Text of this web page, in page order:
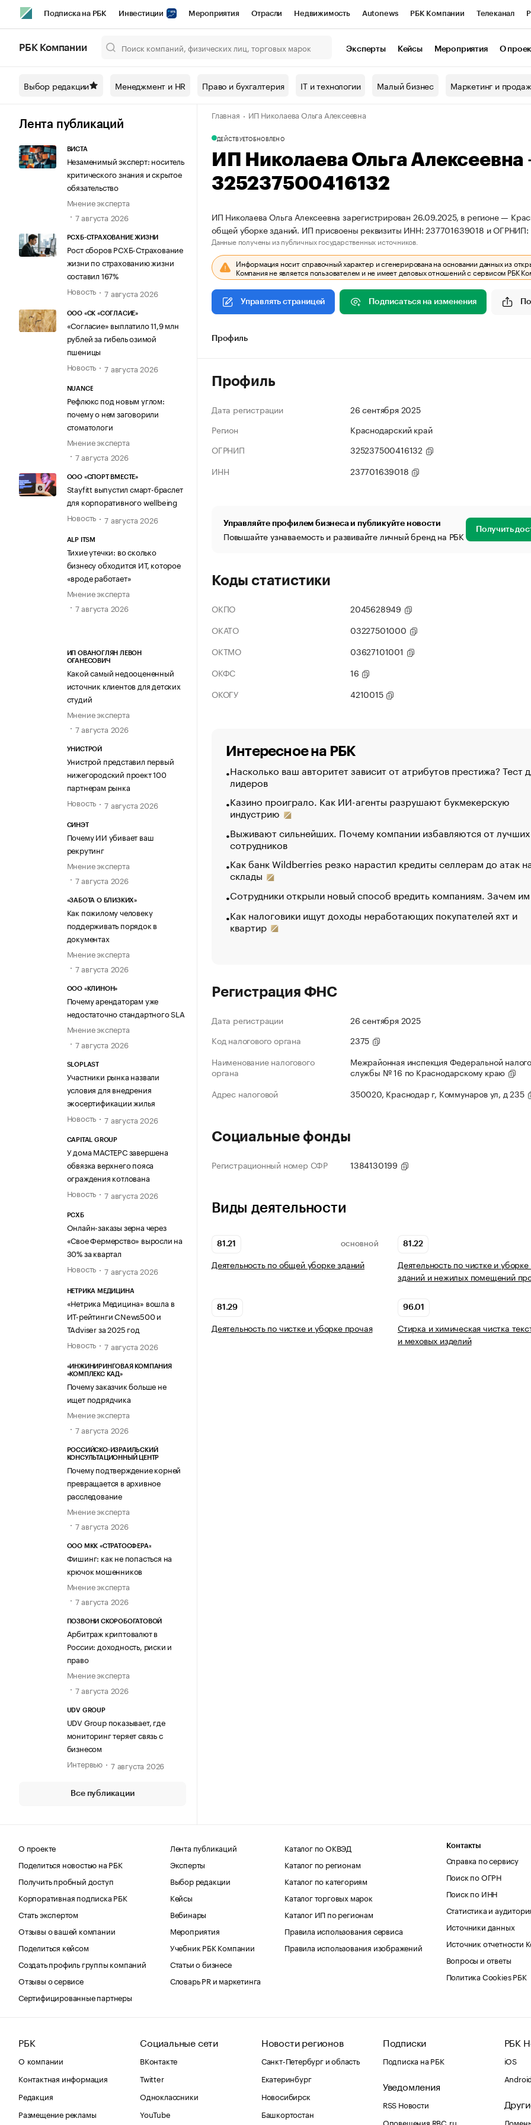
Подписка на РБК Инвестиции Мероприятия Отрасли Недвижимость Autonews РБК Компании Телеканал
Спецпроекты СПб Конференции СПб Спецпроекты Проверка контрагентов
Технологии и медиа Рынок наличной валюты
РБК Компании Эксперты Кейсы Мероприятия О
Выбор редакции Менеджмент и HR Право и бухгалтерия IT и технологии Малый бизнес Маркетинг и
Лента публикаций
ВИСТА
Незаменимый эксперт: носитель
критического знания и скрытое
обязательство
Мнение эксперта
7 августа 2026
РСХБ-СТРАХОВАНИЕ ЖИЗНИ
Рост сборов РСХБ-Страхование
жизни по страхованию жизни
составил 167%
Новость
7 августа 2026
ООО «СК «СОГЛАСИЕ»
«Согласие» выплатило 11,9 млн
рублей за гибель озимой
пшеницы
Новость
7 августа 2026
NUANCE
Рефлюкс под новым углом:
почему о нем заговорили
стоматологи
Мнение эксперта
7 августа 2026
ООО «СПОРТ ВМЕСТЕ»
Stayfitt выпустил смарт-браслет
для корпоративного wellbeing
Новость
7 августа 2026
ALP ITSM
Тихие утечки: во сколько
бизнесу обходится ИТ, которое
«вроде работает»
Мнение эксперта
7 августа 2026
ИП ОВАНОГЛЯН ЛЕВОН
ОГАНЕСОВИЧ
Какой самый недооцененный
источник клиентов для детских
студий
Мнение эксперта
7 августа 2026
УНИСТРОЙ
Унистрой представил первый
нижегородский проект 100
партнерам рынка
Новость
7 августа 2026
СИНЭТ
Почему ИИ убивает ваш
рекрутинг
Мнение эксперта
7 августа 2026
«ЗАБОТА О БЛИЗКИХ»
Как пожилому человеку
поддерживать порядок в
документах
Мнение эксперта
7 августа 2026
ООО «КЛИНОН»
Почему арендаторам уже
недостаточно стандартного SLA
Мнение эксперта
7 августа 2026
SLOPLAST
Участники рынка назвали
условия для внедрения
экосертификации жилья
Новость
7 августа 2026
CAPITAL GROUP
У дома МАСТЕРС завершена
обвязка верхнего пояса
ограждения котлована
Новость
7 августа 2026
РСХБ
Онлайн-заказы зерна через
«Свое Фермерство» выросли на
30% за квартал
Новость
7 августа 2026
НЕТРИКА МЕДИЦИНА
«Нетрика Медицина» вошла в
ИТ-рейтинги CNews500 и
TAdviser за 2025 год
Новость
7 августа 2026
«ИНЖИНИРИНГОВАЯ КОМПАНИЯ
«КОМПЛЕКС КАД»
Почему заказчик больше не
ищет подрядчика
Мнение эксперта
7 августа 2026
РОССИЙСКО-ИЗРАИЛЬСКИЙ
КОНСУЛЬТАЦИОННЫЙ ЦЕНТР
Почему подтверждение корней
превращается в архивное
расследование
Мнение эксперта
7 августа 2026
ООО МКК «СТРАТОСФЕРА»
Фишинг: как не попасться на
крючок мошенников
Мнение эксперта
7 августа 2026
ПОЗВОНИ СКОРОБОГАТОВОЙ
Арбитраж криптовалют в
России: доходность, риски и
право
Мнение эксперта
7 августа 2026
UDV GROUP
UDV Group показывает, где
мониторинг теряет связь с
бизнесом
Интервью
7 августа 2026
Все публикации
Главная ИП Николаева Ольга Алексеевна
ДЕЙСТВУЕТОБНОВЛЕНО
ИП Николаева Ольга
325237500416132
ИП Николаева Ольга Алексеевна зарегистрирован 26.09.2025, в регионе —
общей уборке зданий. ИП присвоены реквизиты ИНН: 237701639018 и
Данные получены из публичных государственных источников.
Информация носит справочный характер и сгенерирована на основании данных из
Компания не является пользователем и не имеет деловых отношений с сервисом РБК
Управлять страницей Подписаться на изменения
Профиль
Профиль
Дата регистрации
26 сентября 2025
Регион
Краснодарский край
ОГРНИП
325237500416132
ИНН
237701639018
Управляйте профилем бизнеса и публикуйте новости
Повышайте узнаваемость и развивайте личный бренд на РБК Получить
Коды статистики
ОКПО
2045628949
ОКАТО
03227501000
ОКТМО
03627101001
ОКФС
16
ОКОГУ
4210015
Интересное на РБК
Насколько ваш авторитет зависит от атрибутов престижа? Тест
лидеров
Казино проиграло. Как ИИ-агенты разрушают букмекерскую
индустрию
Выживают сильнейших. Почему компании избавляются от лучших
сотрудников
Как банк Wildberries резко нарастил кредиты селлерам до атак
склады
Сотрудники открыли новый способ вредить компаниям. Зачем
Как налоговики ищут доходы неработающих покупателей яхт и
квартир
Регистрация ФНС
Дата регистрации
26 сентября 2025
Код налогового органа
2375
Наименование налогового
органа
Межрайонная инспекция Федеральной
службы № 16 по Краснодарскому краю
Адрес налоговой
350020, Краснодар г, Коммунаров ул, д 235
Социальные фонды
Регистрационный номер СФР 1384130199
Виды деятельности
81.21 ОСНОВНОЙ
Деятельность по общей уборке зданий
81.22
Деятельность по чистке и
зданий и нежилых помещений
81.29
Деятельность по чистке и уборке прочая
96.01
Стирка и химическая чистка
и меховых изделий
О проекте
Поделиться новостью на РБК
Получить пробный доступ
Корпоративная подписка РБК
Стать экспертом
Отзывы о вашей компании
Поделиться кейсом
Создать профиль группы компаний
Отзывы о сервисе
Сертифицированные партнеры
Лента публикаций
Эксперты
Выбор редакции
Кейсы
Вебинары
Мероприятия
Учебник РБК Компании
Статьи о бизнесе
Словарь PR и маркетинга
Каталог по ОКВЭД
Каталог по регионам
Каталог по категориям
Каталог торговых марок
Каталог ИП по регионам
Правила использования сервиса
Правила использования изображений
Контакты
Справка по сервису
Поиск по ОГРН
Поиск по ИНН
Статистика и
Источники данных
Источник отчетности
Вопросы и ответы
Политика Cookies РБК
РБК
О компании
Контактная информация
Редакция
Размещение рекламы
Социальные сети
ВКонтакте
Twitter
Одноклассники
YouTube
Новости регионов
Санкт-Петербург и область
Екатеринбург
Новосибирск
Башкортостан
Подписки
Подписка на РБК
Уведомления
RSS Новости
Оповещения RBC.ru
РБК
iOS